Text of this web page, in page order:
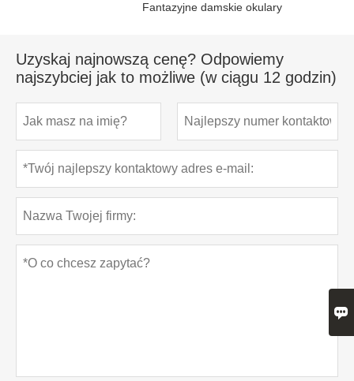
Fantazyjne damskie okulary
Uzyskaj najnowszą cenę? Odpowiemy
najszybciej jak to możliwe (w ciągu 12 godzin)
